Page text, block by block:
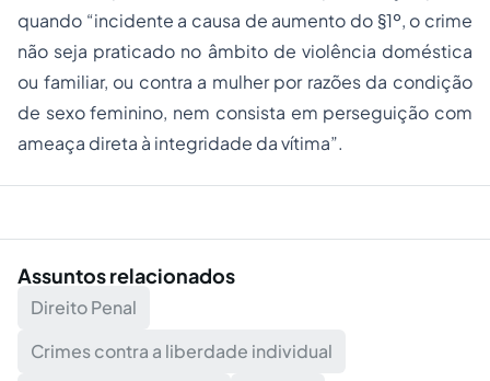
quando “incidente a causa de aumento do §1º, o crime
não seja praticado no âmbito de violência doméstica
ou familiar, ou contra a mulher por razões da condição
de sexo feminino, nem consista em perseguição com
ameaça direta à integridade da vítima”.
Assuntos relacionados
Direito Penal
Crimes contra a liberdade individual